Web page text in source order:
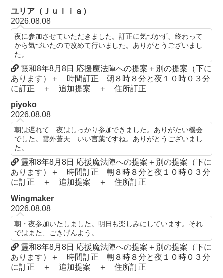
ユリア（Ｊｕｌｉａ）
2026.08.08
夜に参加させていただきました。訂正に気づかず、終わって
から気づいたので改めて行いました。ありがとうございまし
た。
靈和8年8月8日 応援魔法陣への提案＋別の提案（下に
あります）＋ 時間訂正 朝８時８分と夜１０時０３分
に訂正 ＋ 追加提案 ＋ 住所訂正
piyoko
2026.08.08
朝は遅れて 夜はしっかり参加できました。ありがたい機会
でした。雲外蒼天 いい言葉ですね。ありがとうございまし
た。
靈和8年8月8日 応援魔法陣への提案＋別の提案（下に
あります）＋ 時間訂正 朝８時８分と夜１０時０３分
に訂正 ＋ 追加提案 ＋ 住所訂正
Wingmaker
2026.08.08
朝・夜参加いたしました。明日も楽しみにしています。それ
ではまた、ごきげんよう。
靈和8年8月8日 応援魔法陣への提案＋別の提案（下に
あります）＋ 時間訂正 朝８時８分と夜１０時０３分
に訂正 ＋ 追加提案 ＋ 住所訂正